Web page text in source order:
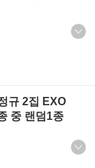
규 2집 EXO
중 랜덤1종